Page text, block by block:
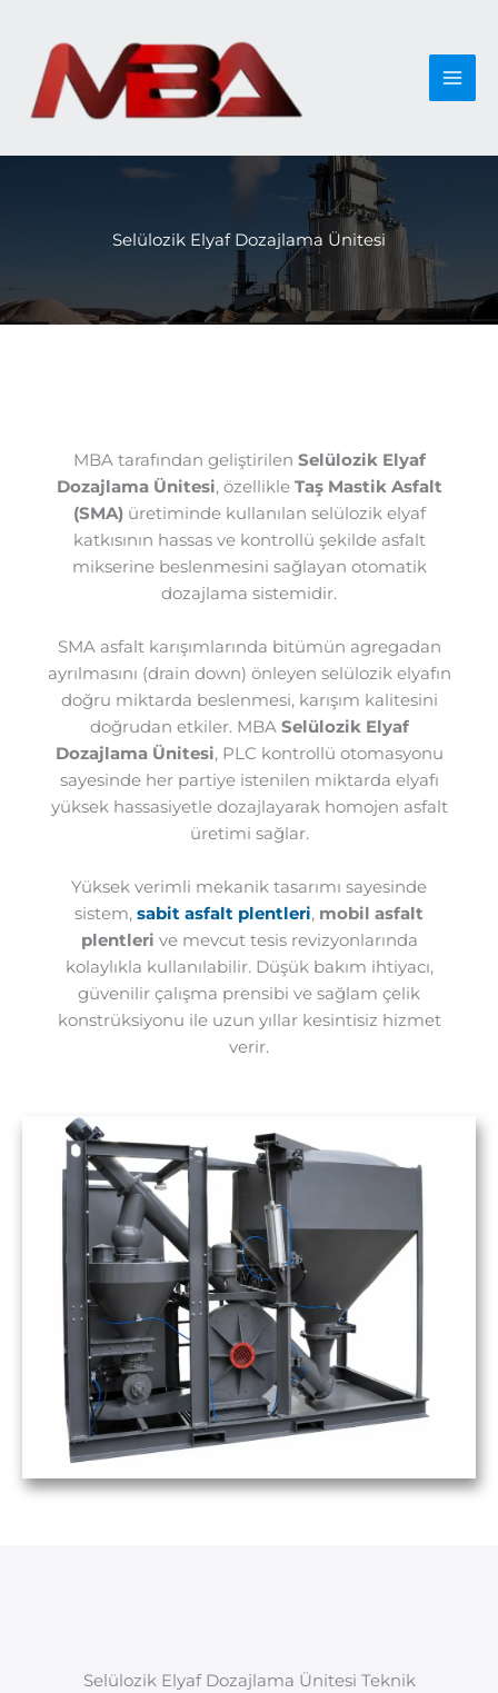
Selülozik Elyaf Dozajlama Ünitesi
MBA tarafından geliştirilen Selülozik Elyaf
Dozajlama Ünitesi, özellikle Taş Mastik Asfalt
(SMA)üretiminde kullanılan selülozik elyaf
katkısının hassas ve kontrollü şekilde asfalt
mikserine beslenmesini sağlayan otomatik
dozajlama sistemidir.
SMA asfalt karışımlarında bitümün agregadan
ayrılmasını (drain down) önleyen selülozik elyafın
doğru miktarda beslenmesi, karışım kalitesini
doğrudan etkiler. MBA Selülozik Elyaf
Dozajlama Ünitesi, PLC kontrollü otomasyonu
sayesinde her partiye istenilen miktarda elyafı
yüksek hassasiyetle dozajlayarak homojen asfalt
üretimi sağlar.
Yüksek verimli mekanik tasarımı sayesinde
sistem, sabit asfalt plentleri, mobil asfalt
plentleri ve mevcut tesis revizyonlarında
kolaylıkla kullanılabilir. Düşük bakım ihtiyacı,
güvenilir çalışma prensibi ve sağlam çelik
konstrüksiyonu ile uzun yıllar kesintisiz hizmet
verir.
Selülozik Elyaf Dozajlama Ünitesi Teknik